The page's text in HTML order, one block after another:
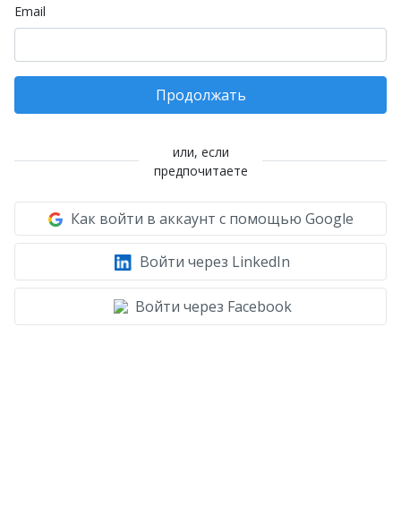
Email
Продолжать
или, если
предпочитаете
Как войти в аккаунт с помощью Google
Войти через LinkedIn
Войти через Facebook